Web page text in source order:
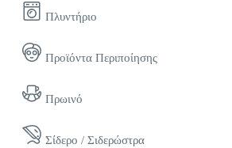
Πλυντήριο
Προϊόντα Περιποίησης
Πρωινό
Σίδερο / Σιδερώστρα